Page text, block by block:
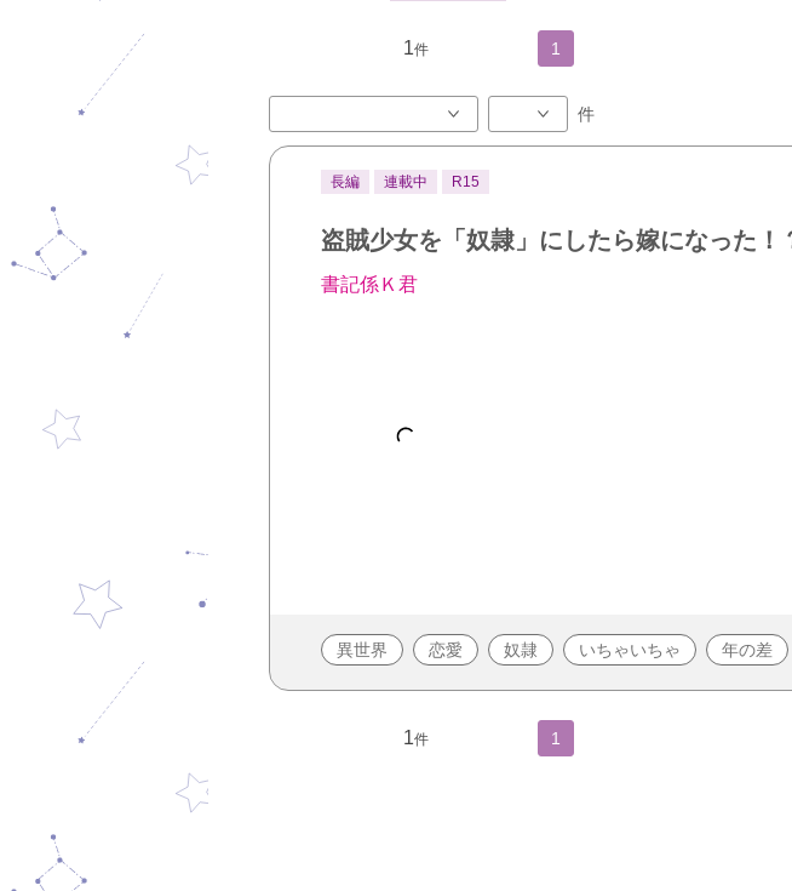
1件 1
件
長編 連載中 R15
盗賊少女を「奴隷」にしたら嫁になった！
書記係Ｋ君
異世界 恋愛 奴隷 いちゃいちゃ 年の差
1件 1